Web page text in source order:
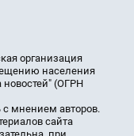
организация
населения
(ОГРН
мнением авторов.
сайта